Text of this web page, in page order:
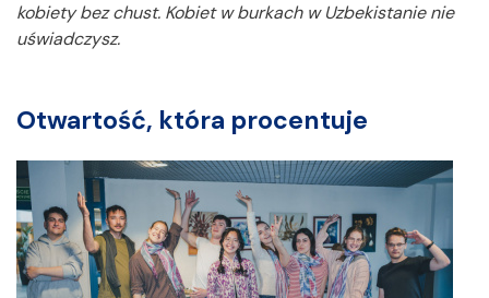
kobiety bez chust. Kobiet w burkach w Uzbekistanie nie
uświadczysz.
Otwartość, która procentuje